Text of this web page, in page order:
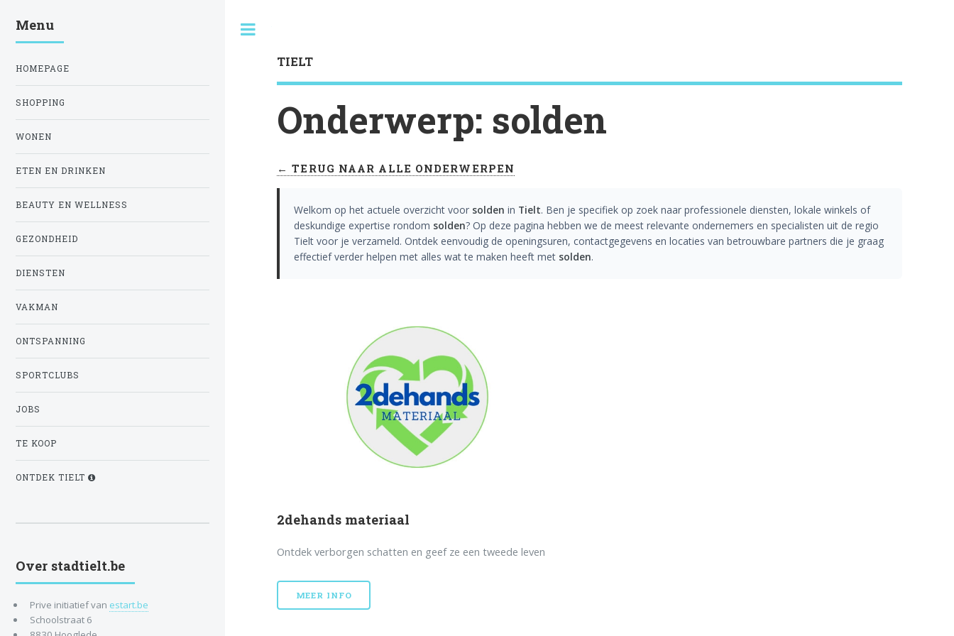
TIELT
Onderwerp: solden
← TERUG NAAR ALLE ONDERWERPEN
Welkom op het actuele overzicht voor solden in Tielt. Ben je specifiek op zoek naar professionele diensten, lokale winkels of
deskundige expertise rondom solden? Op deze pagina hebben we de meest relevante ondernemers en specialisten uit de regio
Tielt voor je verzameld. Ontdek eenvoudig de openingsuren, contactgegevens en locaties van betrouwbare partners die je graag
effectief verder helpen met alles wat te maken heeft met solden.
2dehands materiaal
Ontdek verborgen schatten en geef ze een tweede leven
MEER INFO
Menu
HOMEPAGE
SHOPPING
WONEN
ETEN EN DRINKEN
BEAUTY EN WELLNESS
GEZONDHEID
DIENSTEN
VAKMAN
ONTSPANNING
SPORTCLUBS
JOBS
TE KOOP
ONTDEK TIELT
Over stadtielt.be
Prive initiatief van estart.be
Schoolstraat 6